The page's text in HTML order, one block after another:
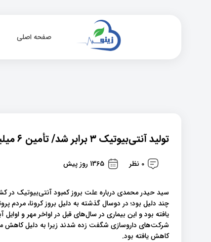
صفحه اصلی
تولید آنتی‌بیوتیک ۳ برابر شد/ تأمین ۶ میلیون عدد آنتی‌بیوتیک تا پایان هفته
0 نظر 1365 روز پیش
سید حیدر محمدی درباره علت بروز کمبود آنتی‌بیوتیک در
چند دلیل بود؛ در دوسال گذشته به دلیل بروز کرونا، مردم
یافته بود و این بیماری در سال‌های قبل در اواخر مهر و
شرکت‌های داروسازی شگفت زده شدند زیرا به دلیل کاهش
کاهش یافته بود.